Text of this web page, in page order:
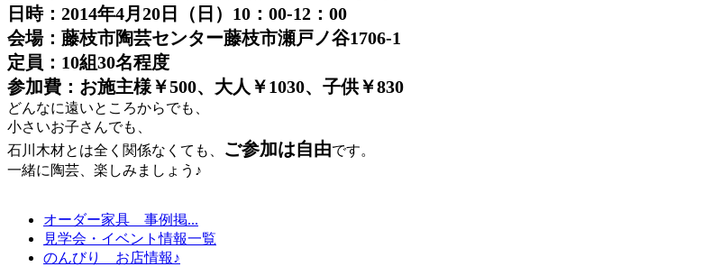
日時：2014年4月20日（日）10：00-12：00
会場：藤枝市陶芸センター藤枝市瀬戸ノ谷1706-1
定員：10組30名程度
参加費：お施主様￥500、大人￥1030、子供￥830
どんなに遠いところからでも、
小さいお子さんでも、
石川木材とは全く関係なくても、
ご参加は自由です。
一緒に陶芸、楽しみましょう♪
オーダー家具 事例掲...
見学会・イベント情報一覧
のんびり お店情報♪